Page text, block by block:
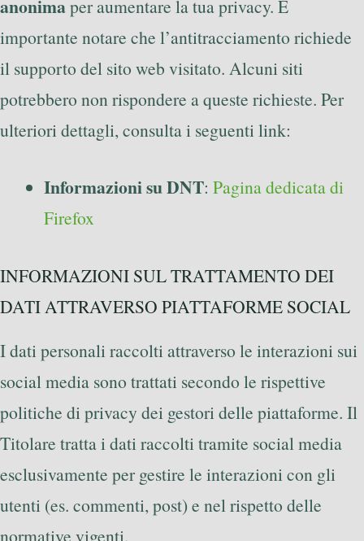
anonimaper aumentare la tua privacy. È
importante notare che l’antitracciamento richiede
il supporto del sito web visitato. Alcuni siti
potrebbero non rispondere a queste richieste. Per
ulteriori dettagli, consulta i seguenti link:
Informazioni su DNT: Pagina dedicata di
Firefox
INFORMAZIONI SUL TRATTAMENTO DEI
DATI ATTRAVERSO PIATTAFORME SOCIAL
I dati personali raccolti attraverso le interazioni sui
social media sono trattati secondo le rispettive
politiche di privacy dei gestori delle piattaforme. Il
Titolare tratta i dati raccolti tramite social media
esclusivamente per gestire le interazioni con gli
utenti (es. commenti, post) e nel rispetto delle
normative vigenti.